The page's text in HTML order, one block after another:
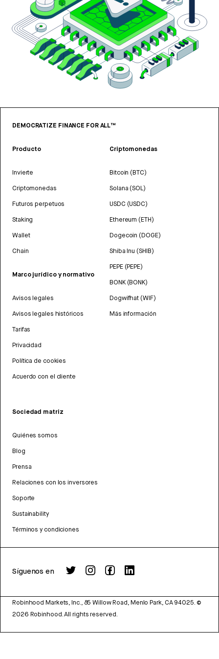
DEMOCRATIZE FINANCE FOR ALL™
Producto
Invierte
Criptomonedas
Futuros perpetuos
Staking
Wallet
Chain
Marco jurídico y normativo
Avisos legales
Avisos legales históricos
Tarifas
Privacidad
Política de cookies
Acuerdo con el cliente
Criptomonedas
Bitcoin (BTC)
Solana (SOL)
USDC (USDC)
Ethereum (ETH)
Dogecoin (DOGE)
Shiba Inu (SHIB)
PEPE (PEPE)
BONK (BONK)
Dogwifhat (WIF)
Más información
Sociedad matriz
Quiénes somos
Blog
Prensa
Relaciones con los inversores
Soporte
Sustainability
Términos y condiciones
Síguenos en
Robinhood Markets, Inc., 85 Willow Road, Menlo Park, CA 94025. ©
2026 Robinhood. All rights reserved.